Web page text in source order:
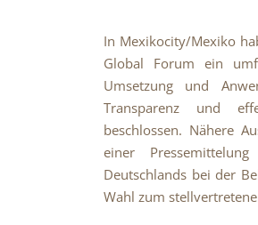
In Mexikocity/Mexiko
Global Forum ein
Umsetzung und
Transparenz und
beschlossen. Nähere
einer
Deutschlands bei der
Wahl zum